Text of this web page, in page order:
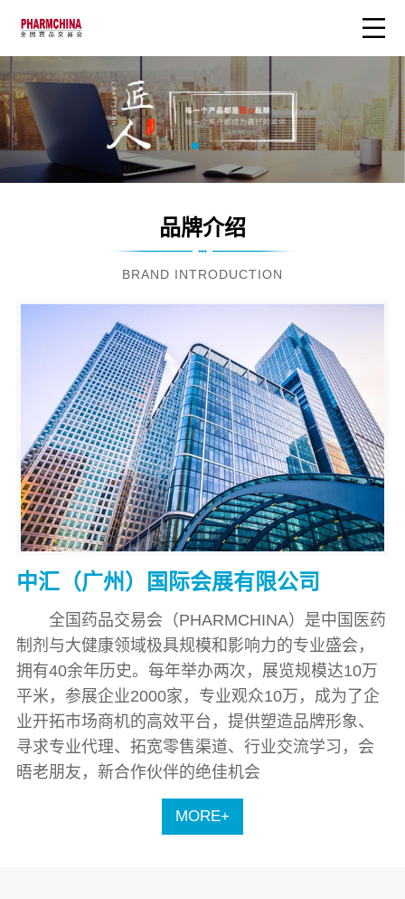
品牌介绍
BRAND INTRODUCTION
中汇（广州）国际会展有限公司
全国药品交易会（PHARMCHINA）是中国医药
制剂与大健康领域极具规模和影响力的专业盛会，
拥有40余年历史。每年举办两次，展览规模达10万
平米，参展企业2000家，专业观众10万，成为了企
业开拓市场商机的高效平台，提供塑造品牌形象、
寻求专业代理、拓宽零售渠道、行业交流学习，会
晤老朋友，新合作伙伴的绝佳机会
MORE+